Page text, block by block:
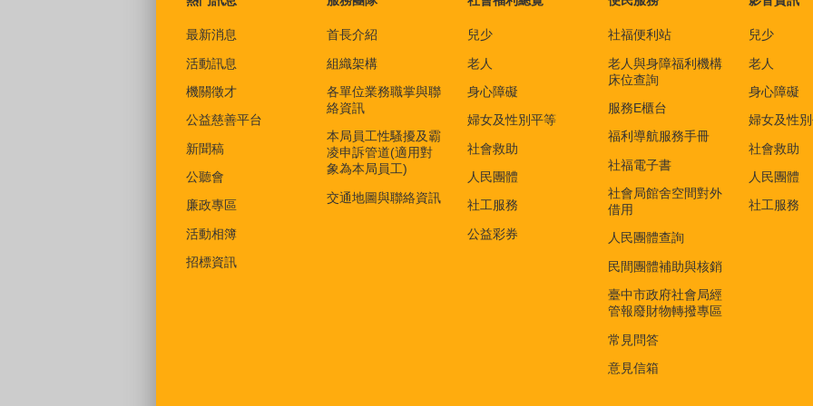
最新消息
活動訊息
機關徵才
公益慈善平台
新聞稿
公聽會
廉政專區
活動相簿
招標資訊
首長介紹
組織架構
各單位業務職掌與聯
絡資訊
本局員工性騷擾及霸
凌申訴管道(適用對
象為本局員工)
交通地圖與聯絡資訊
兒少
老人
身心障礙
婦女及性別平等
社會救助
人民團體
社工服務
公益彩券
社福便利站
老人與身障福利機構
床位查詢
服務E櫃台
福利導航服務手冊
社福電子書
社會局館舍空間對外
借用
人民團體查詢
民間團體補助與核銷
臺中市政府社會局經
管報廢財物轉撥專區
常見問答
意見信箱
兒少
老人
身心障礙
婦女及性
社會救助
人民團體
社工服務